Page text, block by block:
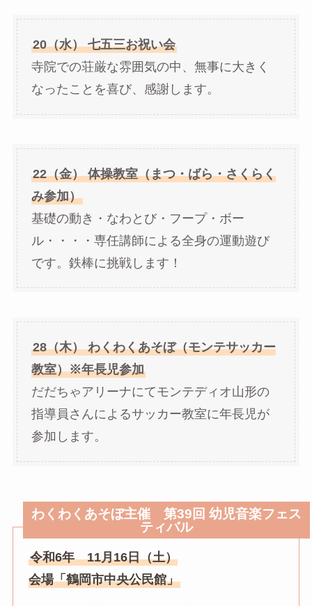
20（水） 七五三お祝い会
寺院での荘厳な雰囲気の中、無事に大きく
なったことを喜び、感謝します。
22（金） 体操教室（まつ・ばら・さくらく
み参加）
基礎の動き・なわとび・フープ・ボー
ル・・・・専任講師による全身の運動遊び
です。鉄棒に挑戦します！
28（木） わくわくあそぼ（モンテサッカー
教室）※年長児参加
だだちゃアリーナにてモンテディオ山形の
指導員さんによるサッカー教室に年長児が
参加します。
わくわくあそぼ主催 第39回 幼児音楽フェス
ティバル
令和6年 11月16日（土）
会場「鶴岡市中央公民館」